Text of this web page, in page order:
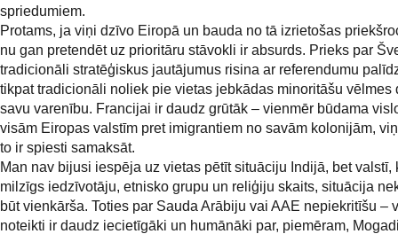
spriedumiem.
Protams, ja viņi dzīvo Eiropā un bauda no tā izrietošas
nu gan pretendēt uz prioritāru stāvokli ir absurds. Prieks par
tradicionāli stratēģiskus jautājumus risina ar referendumu
tikpat tradicionāli noliek pie vietas jebkādas minoritāšu vēlmes
savu varenību. Francijai ir daudz grūtāk – vienmēr būdama
visām Eiropas valstīm pret imigrantiem no savām kolonijām,
to ir spiesti samaksāt.
Man nav bijusi iespēja uz vietas pētīt situāciju Indijā, bet valstī,
milzīgs iedzīvotāju, etnisko grupu un reliģiju skaits, situācija
būt vienkārša. Toties par Sauda Arābiju vai AAE nepiekritīšu –
noteikti ir daudz iecietīgāki un humānāki par, piemēram,